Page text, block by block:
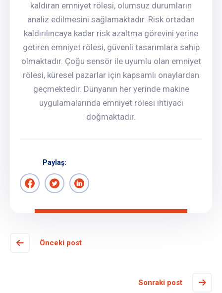
kaldıran emniyet rölesi, olumsuz durumların
analiz edilmesini sağlamaktadır. Risk ortadan
kaldırılıncaya kadar risk azaltma görevini yerine
getiren emniyet rölesi, güvenli tasarımlara sahip
olmaktadır. Çoğu sensör ile uyumlu olan emniyet
rölesi, küresel pazarlar için kapsamlı onaylardan
geçmektedir. Dünyanın her yerinde makine
uygulamalarında emniyet rölesi ihtiyacı
doğmaktadır.
Paylaş:
Önceki post
Sonraki post